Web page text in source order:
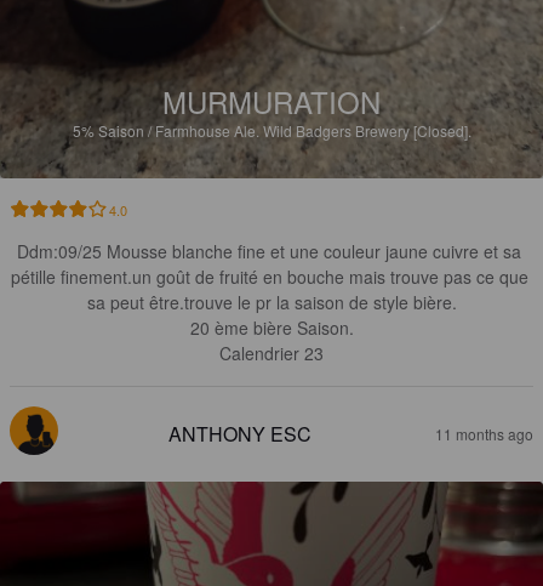
MURMURATION
5%Saison / Farmhouse Ale. Wild Badgers Brewery [Closed].
4.0
Ddm:09/25 Mousse blanche fine et une couleur jaune cuivre et sa
pétille finement.un goût de fruité en bouche mais trouve pas ce que
sa peut être.trouve le pr la saison de style bière.
20 ème bière Saison.
Calendrier 23
ANTHONY ESC 11 months ago